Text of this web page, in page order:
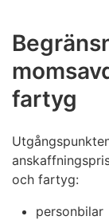
fartyg
och fartyg:
personbilar